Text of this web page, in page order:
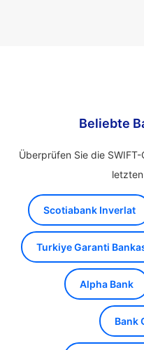
Beliebte
Überprüfen Sie die
Scotiabank Inverlat
Turkiye Garanti
Alpha Bank
Bank